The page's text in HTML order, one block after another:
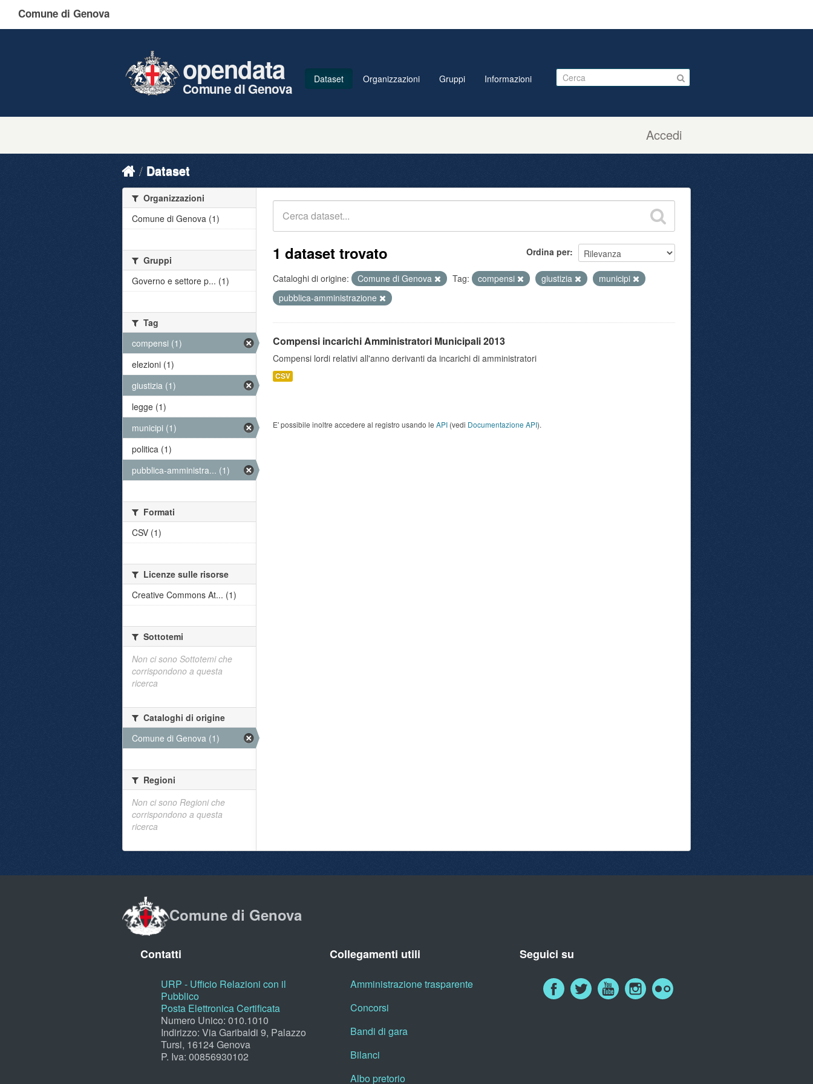
Comune di Genova
Accedi
opendata
Comune di Genova
Dataset Organizzazioni Gruppi Informazioni
Dataset
Ordina per
1 dataset trovato
Cataloghi di origine: Comune di Genova Tag: compensi giustizia
municipi
pubblica-amministrazione
Compensi incarichi Amministratori Municipali 2013
Compensi lordi relativi all'anno derivanti da incarichi di amministratori
CSV
E' possibile inoltre accedere al registro usando le API (vedi Documentazione API).
Organizzazioni
Comune di Genova (1)
Gruppi
Governo e settore p... (1)
Tag
compensi (1)
elezioni (1)
giustizia (1)
legge (1)
municipi (1)
politica (1)
pubblica-amministra... (1)
Formati
CSV (1)
Licenze sulle risorse
Creative Commons At... (1)
Sottotemi
Non ci sono Sottotemi che
corrispondono a questa
ricerca
Cataloghi di origine
Comune di Genova (1)
Regioni
Non ci sono Regioni che
corrispondono a questa
ricerca
Comune di Genova
Contatti
URP - Ufficio Relazioni con il
Pubblico
Posta Elettronica Certificata
Numero Unico: 010.1010
Indirizzo: Via Garibaldi 9, Palazzo
Tursi, 16124 Genova
P. Iva: 00856930102
Collegamenti utili
Amministrazione trasparente
Concorsi
Bandi di gara
Bilanci
Albo pretorio
Seguici su